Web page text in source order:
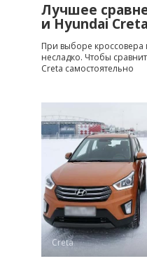
Лучшее
и Hyundai
При выборе кроссовера
несладко. Чтобы
Creta самостоятельно
Creta